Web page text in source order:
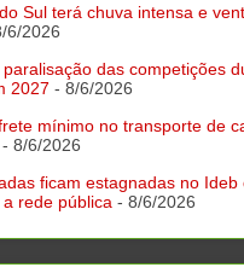
Sul terá chuva intensa e
6/2026
das competições
2027 - 8/6/2026
mínimo no transporte de
- 8/6/2026
ficam estagnadas no Ideb
rede pública - 8/6/2026